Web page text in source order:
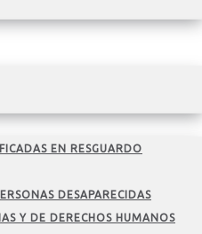
EN RESGUARDO
DESAPARECIDAS
Y DE DERECHOS HUMANOS